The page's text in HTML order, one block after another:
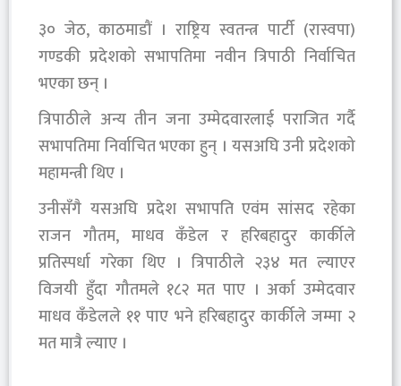
३० जेठ, काठमाडौं । राष्ट्रिय स्वतन्त्र पार्टी (रास्वपा)
गण्डकी प्रदेशको सभापतिमा नवीन त्रिपाठी निर्वाचित
भएका छन् ।
त्रिपाठीले अन्य तीन जना उम्मेदवारलाई पराजित गर्दै
सभापतिमा निर्वाचित भएका हुन् । यसअघि उनी प्रदेशको
महामन्त्री थिए ।
उनीसँगै यसअघि प्रदेश सभापति एवंम सांसद रहेका
राजन गौतम, माधव कँडेल र हरिबहादुर कार्कीले
प्रतिस्पर्धा गरेका थिए । त्रिपाठीले २३४ मत ल्याएर
विजयी हुँदा गौतमले १८२ मत पाए । अर्का उम्मेदवार
माधव कँडेलले ११ पाए भने हरिबहादुर कार्कीले जम्मा २
मत मात्रै ल्याए ।